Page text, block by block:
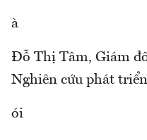
à
Đỗ Thị Tâm, Giám
Nghiên cứu phát
ói